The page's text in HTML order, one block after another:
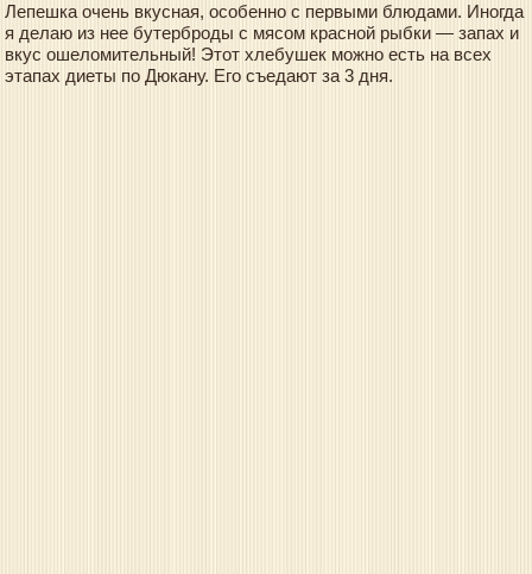
Лепешка очень вкусная, особенно с первыми блюдами. Иногда
я делаю из нее бутерброды с мясом красной рыбки — запах и
вкус ошеломительный! Этот хлебушек можно есть на всех
этапах диеты по Дюкану. Его съедают за 3 дня.